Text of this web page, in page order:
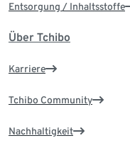
Entsorgung / Inhaltsstoffe
Über Tchibo
Karriere
Tchibo Community
Nachhaltigkeit